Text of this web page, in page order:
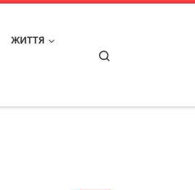
ЖИТТЯ